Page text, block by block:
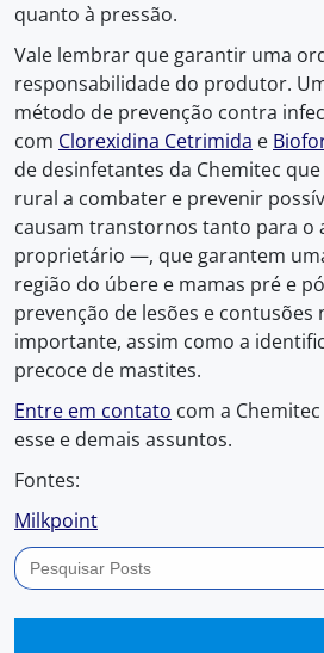
quanto à pressão.
Vale lembrar que garantir uma
responsabilidade do produtor.
método de prevenção contra
com Clorexidina Cetrimida e
de desinfetantes da Chemitec
rural a combater e prevenir
causam transtornos tanto para o
proprietário —, que garantem
região do úbere e mamas pré e
prevenção de lesões e
importante, assim como a
precoce de mastites.
Entre em contato com a
esse e demais assuntos.
Fontes:
Milkpoint
Search
for: